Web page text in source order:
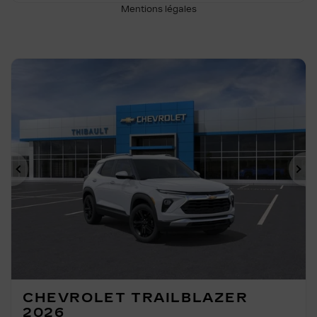
Mentions légales
Précédent
CHEVROLET TRAILBLAZER
2026